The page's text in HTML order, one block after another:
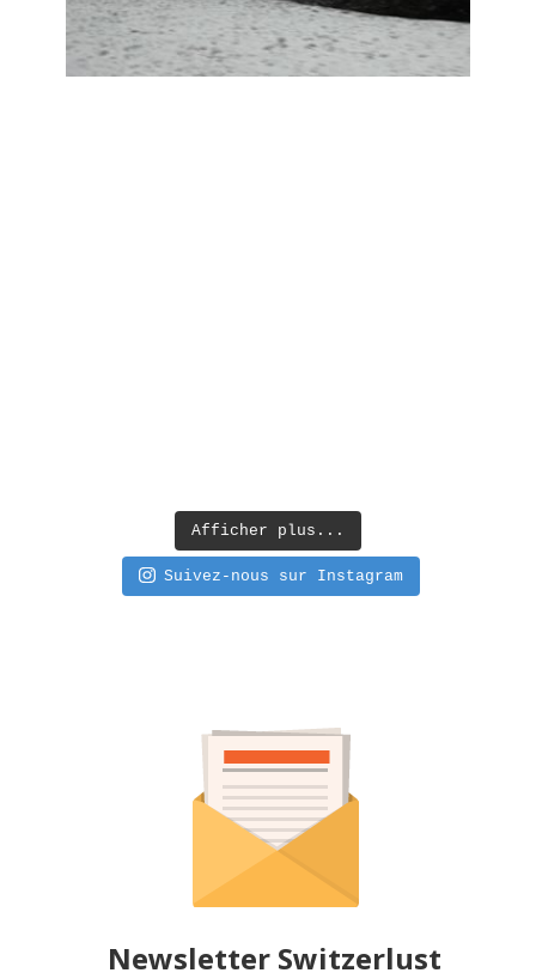
Afficher plus...
Suivez-nous sur Instagram
Newsletter Switzerlust